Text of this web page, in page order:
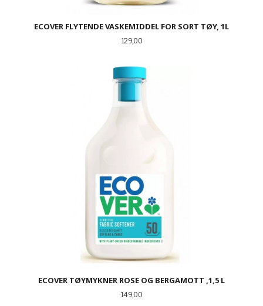
ECOVER FLYTENDE VASKEMIDDEL FOR SORT TØY, 1L
Pris
129,00
ECOVER TØYMYKNER ROSE OG BERGAMOTT ,1,5 L
Pris
149,00